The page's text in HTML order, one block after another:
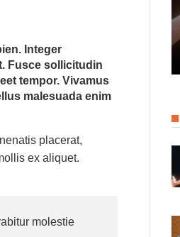
Integer
Fusce sollicitudin
tempor. Vivamus
malesuada enim
placerat,
ex aliquet.
molestie